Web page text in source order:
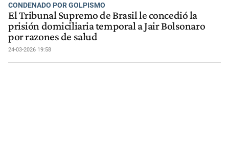
CONDENADO POR GOLPISMO
El Tribunal Supremo de Brasil le concedió la
prisión domiciliaria temporal a Jair Bolsonaro
por razones de salud
24-03-2026 19:58